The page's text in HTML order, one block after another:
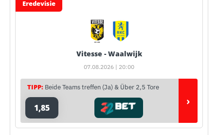
Eredevisie
Vitesse - Waalwijk
07.08.2026 | 20:00
TIPP: Beide Teams treffen (Ja) & Über 2,5 Tore
1,85 ›